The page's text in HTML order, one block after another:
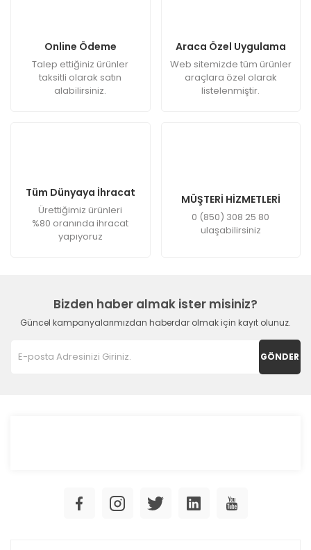
Online Ödeme
Talep ettiğiniz ürünler
taksitli olarak satın
alabilirsiniz.
Araca Özel Uygulama
Web sitemizde tüm ürünler
araçlara özel olarak
listelenmiştir.
Tüm Dünyaya İhracat
Ürettiğimiz ürünleri
%80 oranında ihracat
yapıyoruz
MÜŞTERİ HİZMETLERİ
0 (850) 308 25 80
ulaşabilirsiniz
Bizden haber almak ister misiniz?
Güncel kampanyalarımızdan haberdar olmak için kayıt olunuz.
GÖNDER